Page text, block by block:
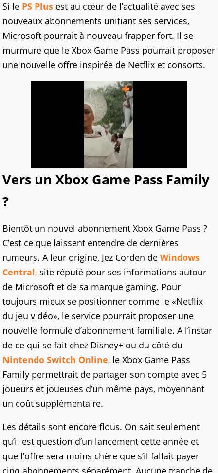
Si le PS Plus est au cœur de l’actualité avec ses
nouveaux abonnements unifiant ses services,
Microsoft pourrait à nouveau frapper fort. Il se
murmure que le Xbox Game Pass pourrait proposer
une nouvelle offre inspirée de Netflix et consorts.
Vers un Xbox Game Pass Family
?
Bientôt un nouvel abonnement Xbox Game Pass ?
C’est ce que laissent entendre de dernières
rumeurs. A leur origine, Jez Corden de Windows
Central, site réputé pour ses informations autour
de Microsoft et de sa marque gaming. Pour
toujours mieux se positionner comme le «Netflix
du jeu vidéo», le service pourrait proposer une
nouvelle formule d’abonnement familiale. A l’instar
de ce qui se fait chez Disney+ ou du côté du
Nintendo Switch Online, le Xbox Game Pass
Family permettrait de partager son compte avec 5
joueurs et joueuses d’un même pays, moyennant
un coût supplémentaire.
Les détails sont encore flous. On sait seulement
qu’il est question d’un lancement cette année et
que l’offre sera moins chère que s’il fallait payer
cinq abonnements séparément. Aucune tranche de